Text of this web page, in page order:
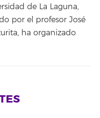
de La Laguna,
por el profesor José
ha organizado